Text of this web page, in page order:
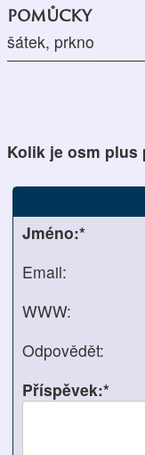
pomůcky
šátek, prkno
Kolik je osm plus
Jméno:*
Email:
WWW:
Odpovědět:
Příspěvek:*